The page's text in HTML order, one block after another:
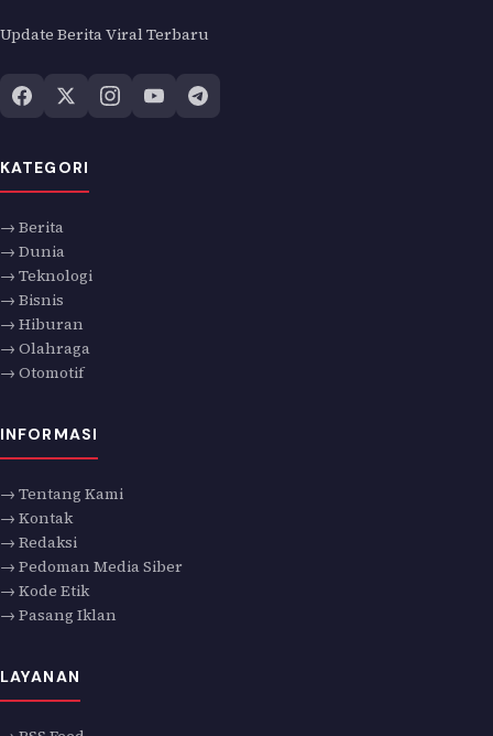
Update Berita Viral Terbaru
KATEGORI
→ Berita
→ Dunia
→ Teknologi
→ Bisnis
→ Hiburan
→ Olahraga
→ Otomotif
INFORMASI
→ Tentang Kami
→ Kontak
→ Redaksi
→ Pedoman Media Siber
→ Kode Etik
→ Pasang Iklan
LAYANAN